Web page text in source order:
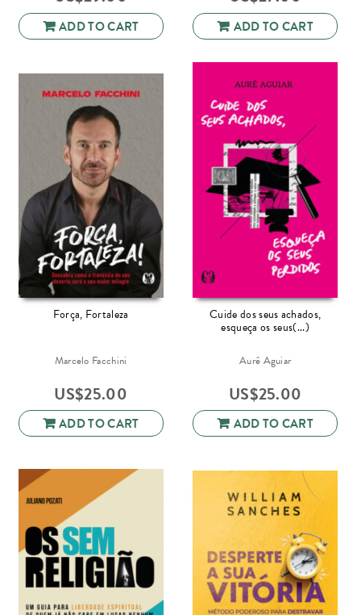
ADD TO CART ADD TO CART
Força, Fortaleza
Marcelo Facchini
US$25.00
ADD TO CART
Cuide dos seus achados,
esqueça os seus(...)
Aurê Aguiar
US$25.00
ADD TO CART